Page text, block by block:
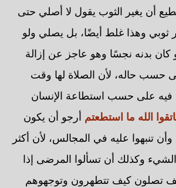
أن يغير الثوب يقول لا أصلي حتى
ثوبي وهذا غلط أيضًا، بل يصلي ولو
كان بدنه نجسًا وهو عاجز عن إزالة
حسب حاله، لأن الصلاة لها وقت
فيه على حسب استطاعة الإنسان
الله ما استطعتم أرجو أن يكون
تنبهوا عليه في المجالس، لأن أكثر
وكذلك أن تسألوا المرضى إذا
تصلون كيف تتطهرون وتوجهوهم